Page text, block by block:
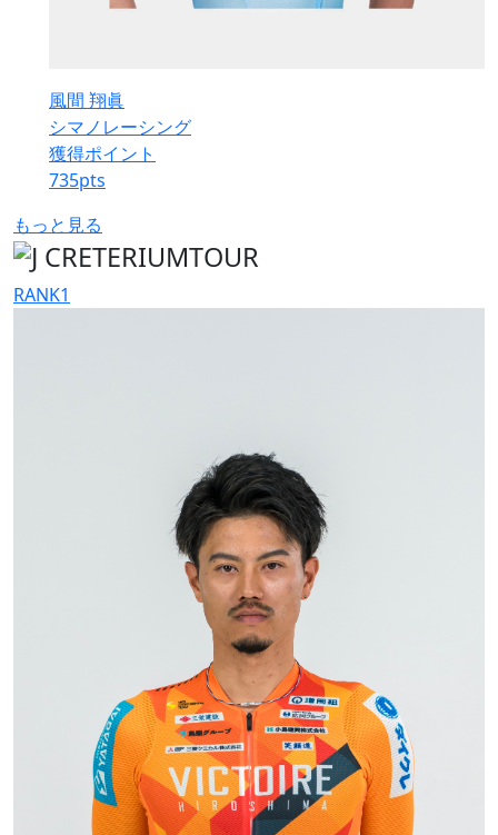
風間 翔眞
シマノレーシング
獲得ポイント
735pts
もっと見る
RANK1